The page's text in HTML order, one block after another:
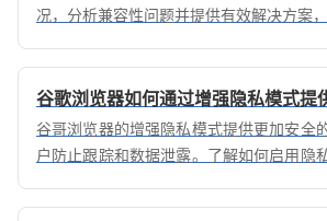
况，分析兼容性问题并提供有效解决方案，
谷歌浏览器如何通过增强隐私模式提
谷哥浏览器的增强隐私模式提供更加安全
户防止跟踪和数据泄露。了解如何启用隐